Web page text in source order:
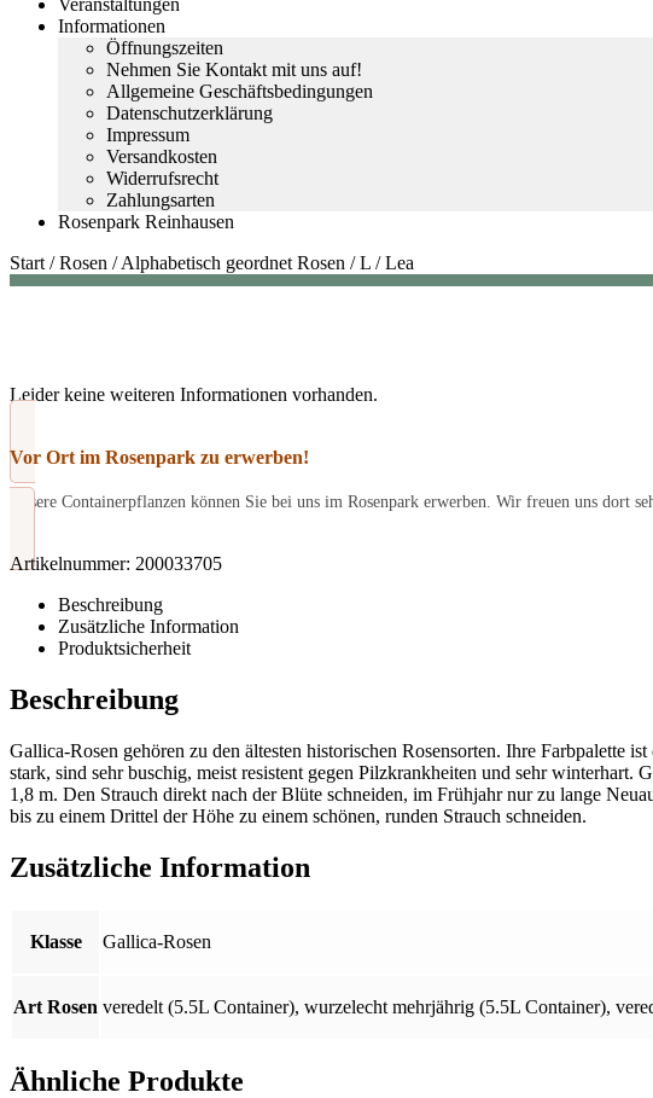
Veranstaltungen
Informationen
Öffnungszeiten
Nehmen Sie Kontakt mit uns auf!
Allgemeine Geschäftsbedingungen
Datenschutzerklärung
Impressum
Versandkosten
Widerrufsrecht
Zahlungsarten
Rosenpark Reinhausen
Start /Rosen /Alphabetisch geordnet Rosen /L /Lea
Leider keine weiteren Informationen vorhanden.
Vor Ort im Rosenpark zu erwerben!
Unsere Containerpflanzen können Sie bei uns im Rosenpark erwerben. Wir freuen uns dort
Artikelnummer: 200033705
Beschreibung
Zusätzliche Information
Produktsicherheit
Beschreibung
Gallica-Rosen gehören zu den ältesten historischen Rosensorten. Ihre Farbpalette
stark, sind sehr buschig, meist resistent gegen Pilzkrankheiten und sehr
1,8 m. Den Strauch direkt nach der Blüte schneiden, im Frühjahr nur zu lange
bis zu einem Drittel der Höhe zu einem schönen, runden Strauch schneiden.
Zusätzliche Information
Klasse Gallica-Rosen
Art Rosen veredelt (5.5L Container), wurzelecht mehrjährig (5.5L Container),
Ähnliche Produkte